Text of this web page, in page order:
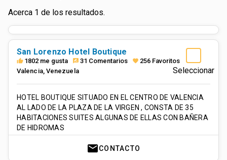
Acerca 1 de los resultados.
Seleccionar
San Lorenzo Hotel Boutique
thumb_up 1802 me gusta rate_review 31 Comentarios favorite 256 Favoritos
Valencia, Venezuela
HOTEL BOUTIQUE SITUADO EN EL CENTRO DE VALENCIA
AL LADO DE LA PLAZA DE LA VIRGEN , CONSTA DE 35
HABITACIONES SUITES ALGUNAS DE ELLAS CON BAÑERA
DE HIDROMAS
mailCONTACTO